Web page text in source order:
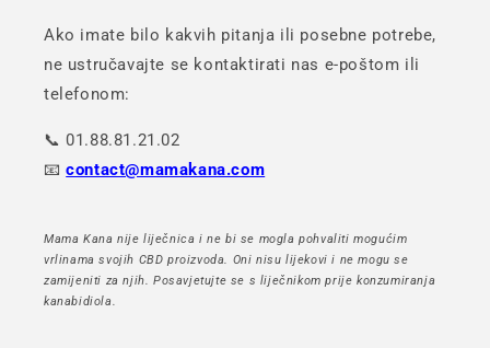
Ako imate bilo kakvih pitanja ili posebne potrebe,
ne ustručavajte se kontaktirati nas e-poštom ili
telefonom:
📞 01.88.81.21.02
📧contact@mamakana.com
Mama Kana nije liječnica i ne bi se mogla pohvaliti mogućim
vrlinama svojih CBD proizvoda. Oni nisu lijekovi i ne mogu se
zamijeniti za njih. Posavjetujte se s liječnikom prije konzumiranja
kanabidiola.